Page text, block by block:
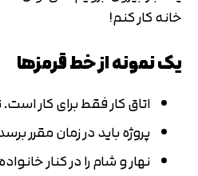
خانه کار کنم!
یک نمونه از خط قرمزها
اتاق کار فقط برای کار
پروژه باید در زمان مقرر
نهار و شام را در کنار